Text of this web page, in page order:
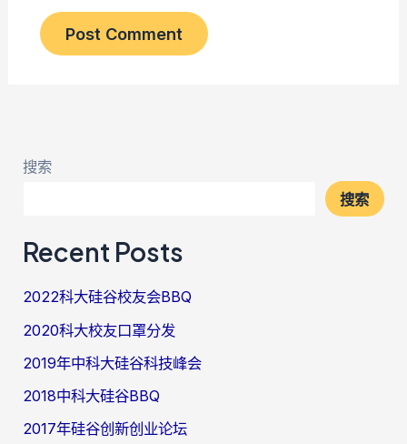
搜索
搜索
Recent Posts
2022科大硅谷校友会BBQ
2020科大校友口罩分发
2019年中科大硅谷科技峰会
2018中科大硅谷BBQ
2017年硅谷创新创业论坛